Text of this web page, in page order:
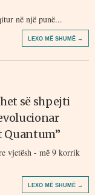
në një punë...
LEXO MË SHUMË →
së shpejti
Quantum”
vjetёsh - mё 9 korrik
LEXO MË SHUMË →